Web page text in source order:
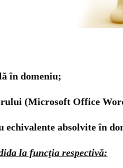
în domeniu;
(Microsoft Office
echivalente absolvite în
la funcţia respectivă: